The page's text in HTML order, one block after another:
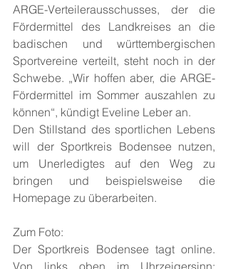
ARGE-Verteilerausschusses, der die
Fördermittel des Landkreises an die
badischen und württembergischen
Sportvereine verteilt, steht noch in der
Schwebe. „Wir hoffen aber, die ARGE-
Fördermittel im Sommer auszahlen zu
können“, kündigt Eveline Leber an.
Den Stillstand des sportlichen Lebens
will der Sportkreis Bodensee nutzen,
um Unerledigtes auf den Weg zu
bringen und beispielsweise die
Homepage zu überarbeiten.
Zum Foto:
Der Sportkreis Bodensee tagt online.
Von links oben im Uhrzeigersinn: